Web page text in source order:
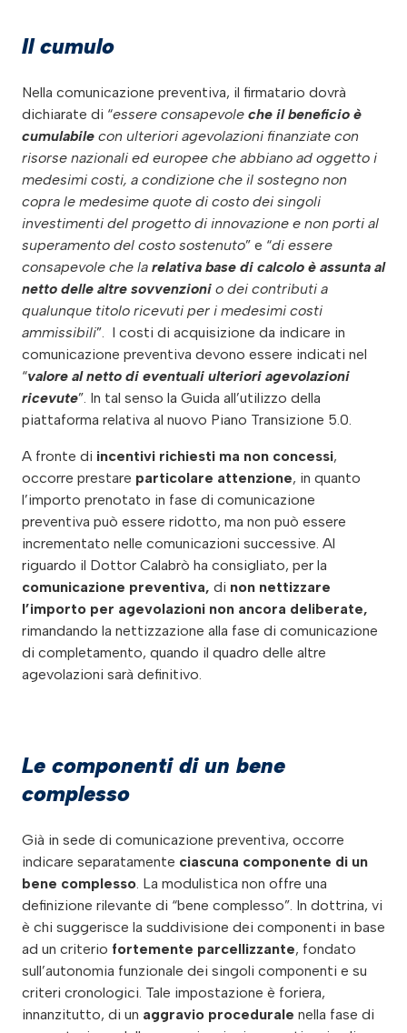
Il cumulo
Nella comunicazione preventiva, il firmatario dovrà
dichiarate di “essere consapevole che il beneficio è
cumulabile con ulteriori agevolazioni finanziate con
risorse nazionali ed europee che abbiano ad oggetto i
medesimi costi, a condizione che il sostegno non
copra le medesime quote di costo dei singoli
investimenti del progetto di innovazione e non porti al
superamento del costo sostenuto” e “di essere
consapevole che la relativa base di calcolo è assunta al
netto delle altre sovvenzioni o dei contributi a
qualunque titolo ricevuti per i medesimi costi
ammissibili”. I costi di acquisizione da indicare in
comunicazione preventiva devono essere indicati nel
“valore al netto di eventuali ulteriori agevolazioni
ricevute”. In tal senso la Guida all’utilizzo della
piattaforma relativa al nuovo Piano Transizione 5.0.
A fronte di incentivi richiesti ma non concessi,
occorre prestare particolare attenzione, in quanto
l’importo prenotato in fase di comunicazione
preventiva può essere ridotto, ma non può essere
incrementato nelle comunicazioni successive. Al
riguardo il Dottor Calabrò ha consigliato, per la
comunicazione preventiva, di non nettizzare
l’importo per agevolazioni non ancora deliberate,
rimandando la nettizzazione alla fase di comunicazione
di completamento, quando il quadro delle altre
agevolazioni sarà definitivo.
Le componenti di un bene
complesso
Già in sede di comunicazione preventiva, occorre
indicare separatamente ciascuna componente di un
bene complesso. La modulistica non offre una
definizione rilevante di “bene complesso”. In dottrina, vi
è chi suggerisce la suddivisione dei componenti in base
ad un criterio fortemente parcellizzante, fondato
sull’autonomia funzionale dei singoli componenti e su
criteri cronologici. Tale impostazione è foriera,
innanzitutto, di un aggravio procedurale nella fase di